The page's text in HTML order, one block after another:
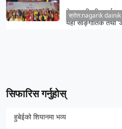
नेपाल–चीनबीच
यहाँ साङ्गीतिक तथा
स्रोत:nagarik dainik
सिफारिस गर्नुहोस्
हुबेईको शियानमा भव्य